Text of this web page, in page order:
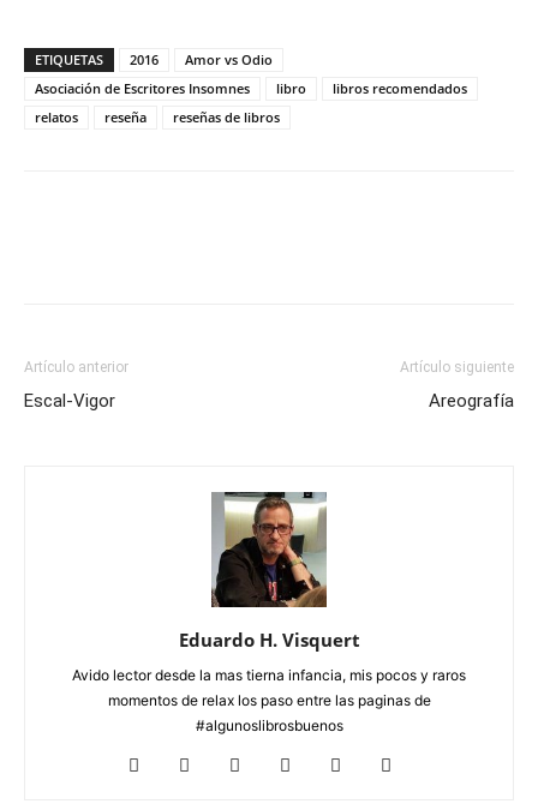
ETIQUETAS 2016
Amor vs Odio
Asociación de Escritores Insomnes
libro
libros recomendados
relatos
reseña reseñas de libros
Artículo anterior
Escal-Vigor
Artículo siguiente
Areografía
Eduardo H. Visquert
Avido lector desde la mas tierna infancia, mis pocos y raros
momentos de relax los paso entre las paginas de
#algunoslibrosbuenos